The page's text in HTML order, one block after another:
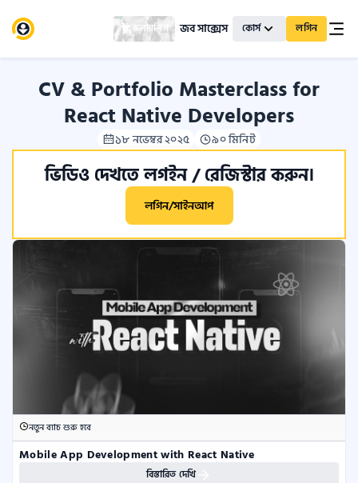
স্কলারশিপ জব সাক্সেস কোর্স লগিন
CV & Portfolio Masterclass for
React Native Developers
১৮ নভেম্বর ২০২৫ ৯০ মিনিট
ভিডিও দেখতে লগইন / রেজিস্টার করুন।
লগিন/সাইনআপ
নতুন ব্যাচ শুরু হবে
Mobile App Development with React Native
বিস্তারিত দেখি